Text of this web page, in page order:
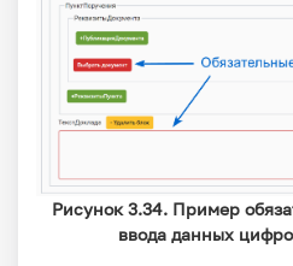
Рисунок 3.34. Пример
ввода данных